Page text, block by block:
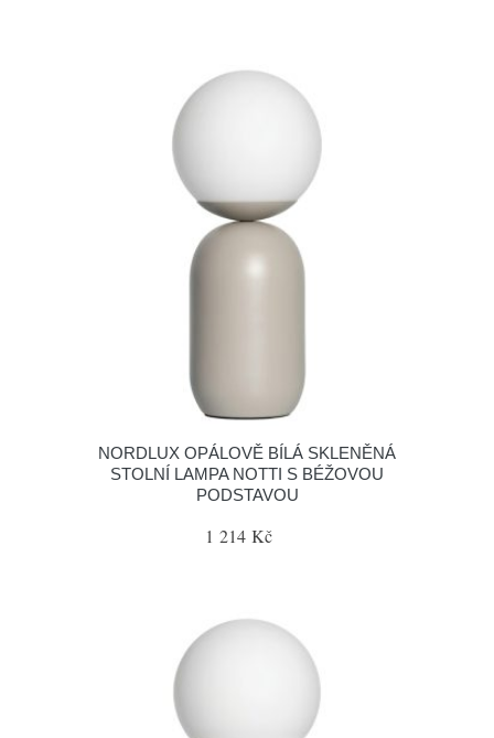
NORDLUX OPÁLOVĚ BÍLÁ SKLENĚNÁ
STOLNÍ LAMPA NOTTI S BÉŽOVOU
PODSTAVOU
1 214 Kč